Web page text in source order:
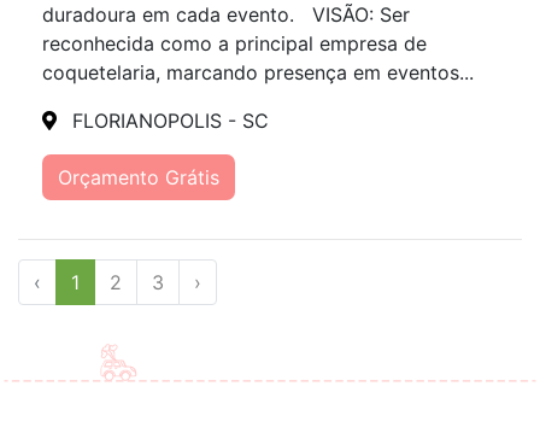
duradoura em cada evento. VISÃO: Ser
reconhecida como a principal empresa de
coquetelaria, marcando presença em eventos...
FLORIANOPOLIS - SC
Orçamento Grátis
‹ 1 2 3 ›